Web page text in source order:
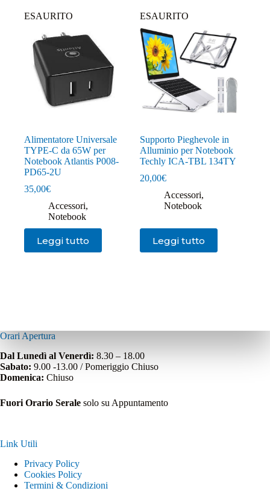
ESAURITO
Alimentatore Universale
TYPE-C da 65W per
Notebook Atlantis P008-
PD65-2U
35,00€
Accessori,
Notebook
Leggi tutto
ESAURITO
Supporto Pieghevole in
Alluminio per Notebook
Techly ICA-TBL 134TY
20,00€
Accessori,
Notebook
Leggi tutto
Orari Apertura
Dal Lunedì al Venerdì: 8.30 – 18.00
Sabato: 9.00 -13.00 / Pomeriggio Chiuso
Domenica: Chiuso
Fuori Orario Serale solo su Appuntamento
Link Utili
Privacy Policy
Cookies Policy
Termini & Condizioni